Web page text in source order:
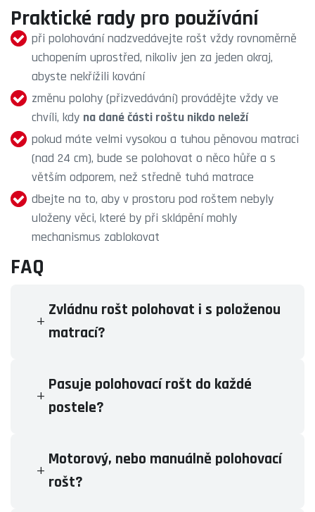
Praktické rady pro používání
při polohování nadzvedávejte rošt vždy rovnoměrně
uchopením uprostřed, nikoliv jen za jeden okraj,
abyste nekřížili kování
změnu polohy (přizvedávání) provádějte vždy ve
chvíli, kdy na dané části roštu nikdo neleží
pokud máte velmi vysokou a tuhou pěnovou matraci
(nad 24 cm), bude se polohovat o něco hůře a s
větším odporem, než středně tuhá matrace
dbejte na to, aby v prostoru pod roštem nebyly
uloženy věci, které by při sklápění mohly
mechanismus zablokovat
FAQ
Zvládnu rošt polohovat i s položenou
matrací?
Pasuje polohovací rošt do každé
postele?
Motorový, nebo manuálně polohovací
rošt?